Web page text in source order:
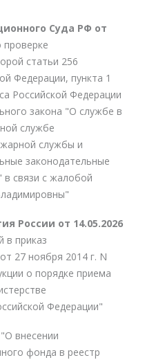
Суда РФ от
статьи 256
Федерации, пункта 1
Российской Федерации
закона "О службе в
службе
службы и
законодательные
в связи с жалобой
России от 14.05.2026
в приказ
27 ноября 2014 г. N
о порядке приема
Федерации"
"О внесении
фонда в реестр